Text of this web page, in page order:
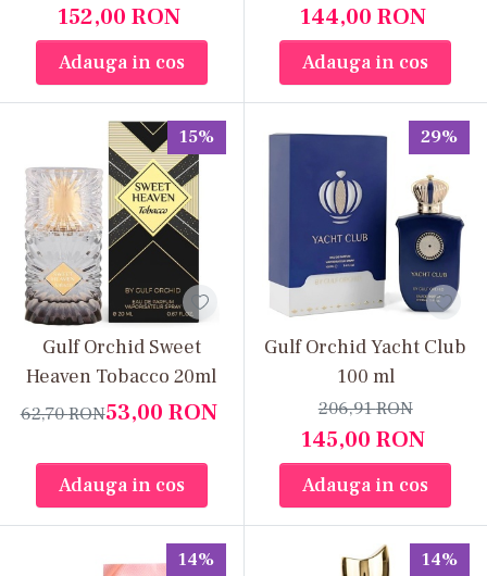
152,00 RON
Adauga in cos
144,00 RON
Adauga in cos
15%
Gulf Orchid Sweet
Heaven Tobacco 20ml
53,00 RON
62,70RON
Adauga in cos
29%
Gulf Orchid Yacht Club
100 ml
145,00 RON
206,91RON
Adauga in cos
14% 14%